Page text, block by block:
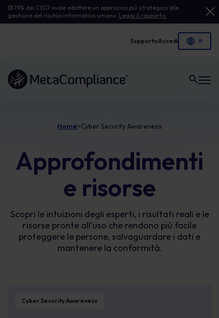
[Il79% dei CISO vuole adottare un approccio più strategico alla
gestione del rischio informatico umano. Leggi il rapporto.
SupportoAccedi
Link alla homepage
Home>Cyber Security Awareness
Approfondimenti
e risorse
Scopri le intuizioni degli esperti, i risultati reali e le
risorse pronte all'uso che rendono più facile
proteggere le persone, salvaguardare i dati e
mantenere la conformità.
Cyber Security Awareness